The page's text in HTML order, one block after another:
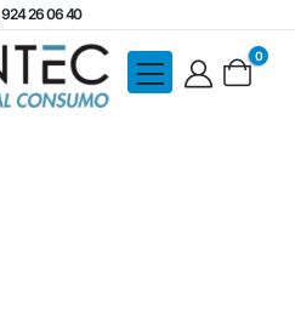
924 26 06 40
0